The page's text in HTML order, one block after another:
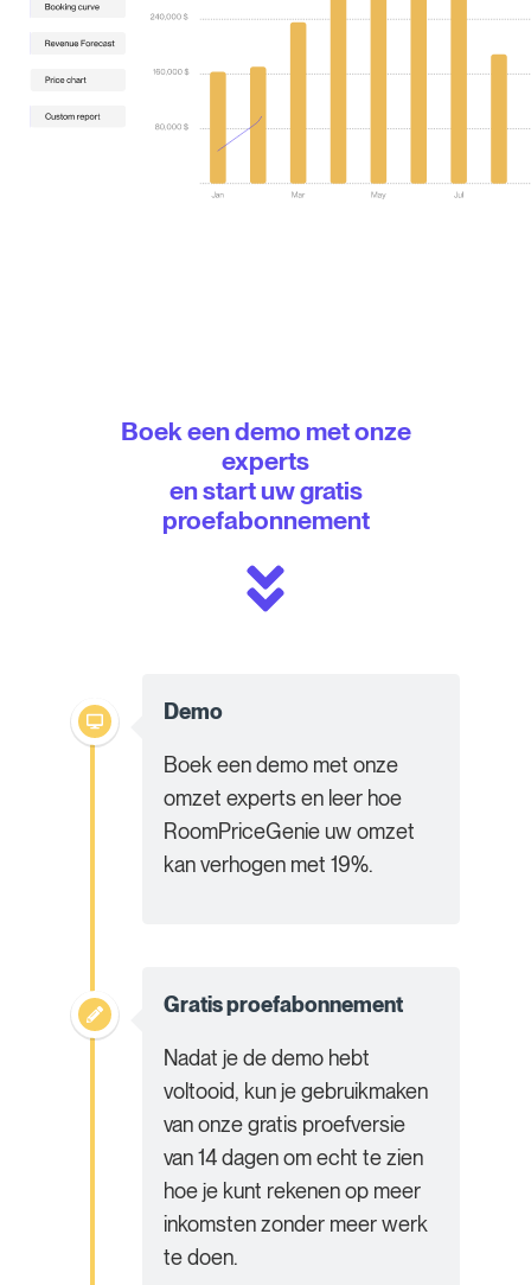
Boek een demo met onze
experts
en start uw gratis
proefabonnement
Demo
Boek een demo met onze
omzet experts en leer hoe
RoomPriceGenie uw omzet
kan verhogen met 19%.
Gratis proefabonnement
Nadat je de demo hebt
voltooid, kun je gebruikmaken
van onze gratis proefversie
van 14 dagen om echt te zien
hoe je kunt rekenen op meer
inkomsten zonder meer werk
te doen.